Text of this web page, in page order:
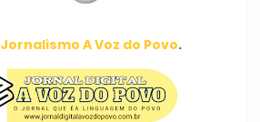
Jornalismo A Voz do Povo.